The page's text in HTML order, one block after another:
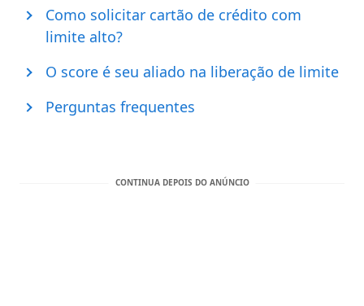
Como solicitar cartão de crédito com
limite alto?
O score é seu aliado na liberação de limite
Perguntas frequentes